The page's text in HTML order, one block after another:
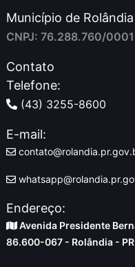
Município de Rolândia
CNPJ: 76.288.760/
Contato
Telefone:
(43) 3255-8600
E-mail:
Endereço:
Avenida Presidente
86.600-067 - Rolândia - PR